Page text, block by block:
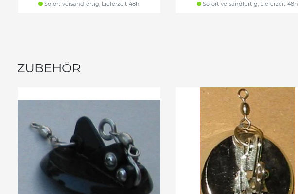
Sofort versandfertig, Lieferzeit 48h Sofort versandfertig, Lieferzeit 48h
ZUBEHÖR